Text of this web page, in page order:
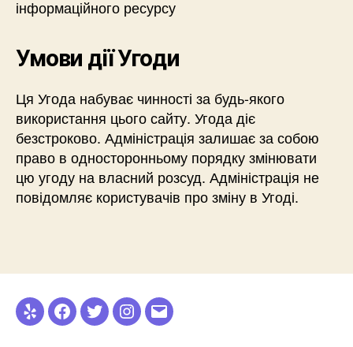
інформаційного ресурсу
Умови дії Угоди
Ця Угода набуває чинності за будь-якого
використання цього сайту. Угода діє
безстроково. Адміністрація залишає за собою
право в односторонньому порядку змінювати
цю угоду на власний розсуд. Адміністрація не
повідомляє користувачів про зміну в Угоді.
Yelp Facebook
TwitterInstagram
Email